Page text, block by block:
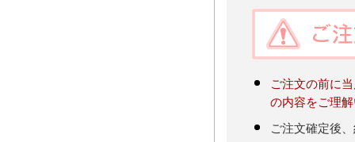
ご注文の前に
の内容をご理
ご注文確定後